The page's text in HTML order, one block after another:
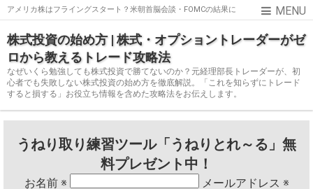
アメリカ株はフライングスタート？米朝首脳会談・FOMCの結果に
株式投資の始め方 | 株式・オプショントレーダーがゼ
ロから教えるトレード攻略法
なぜいくら勉強しても株式投資で勝てないのか？元経理部長トレーダーが、初
心者でも失敗しない株式投資の始め方を徹底解説。「これを知らずにトレード
すると損する」お役立ち情報を含めた攻略法をお伝えします。
うねり取り練習ツール「うねりとれ～る」無
料プレゼント中！
お名前 ※ メールアドレス ※